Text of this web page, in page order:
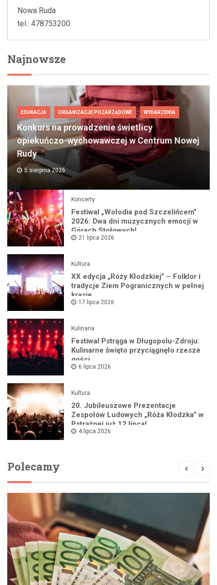
Nowa Ruda
tel.: 478753200
Najnowsze
EDUKACJA ORGANIZACJE POZARZĄDOWE WYDARZENIA
Konkurs na prowadzenie świetlicy
opiekuńczo-wychowawczej w Centrum Nowej
Rudy
5 sierpnia 2026
Koncerty
Festiwal „Wołodia pod Szczelińcem”
2026: Dwa dni muzycznych emocji w
Górach Stołowych!
21 lipca 2026
Kultura
XX edycja „Róży Kłodzkiej” – Folklor i
tradycje Ziem Pogranicznych w pełnej
krasie
17 lipca 2026
Kulinaria
Festiwal Pstrąga w Długopolu-Zdroju:
Kulinarne święto przyciągnęło rzesze
gości
6 lipca 2026
Kultura
20. Jubileuszowe Prezentacje
Zespołów Ludowych „Róża Kłodzka” w
Pstrążnej już 12 lipca!
4 lipca 2026
Polecamy